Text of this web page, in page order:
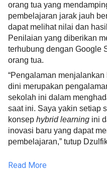
orang tua yang
pembelajaran jarak jauh
dapat melihat nilai dan
Penilaian yang diberikan
terhubung dengan Google
orang tua.
“Pengalaman menjalankan
dini merupakan
sekolah ini dalam
saat ini. Saya yakin setiap
konsep hybrid learning ini
inovasi baru yang dapat
pembelajaran,” tutup
Read More